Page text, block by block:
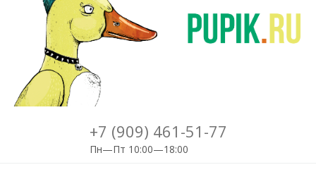
+7 (909) 461-51-77
Пн—Пт 10:00—18:00